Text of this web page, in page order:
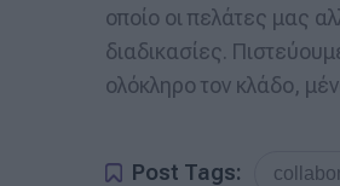
οποίο οι πελάτες μας
διαδικασίες.
ολόκληρο τον κλάδο,
Post Tags: